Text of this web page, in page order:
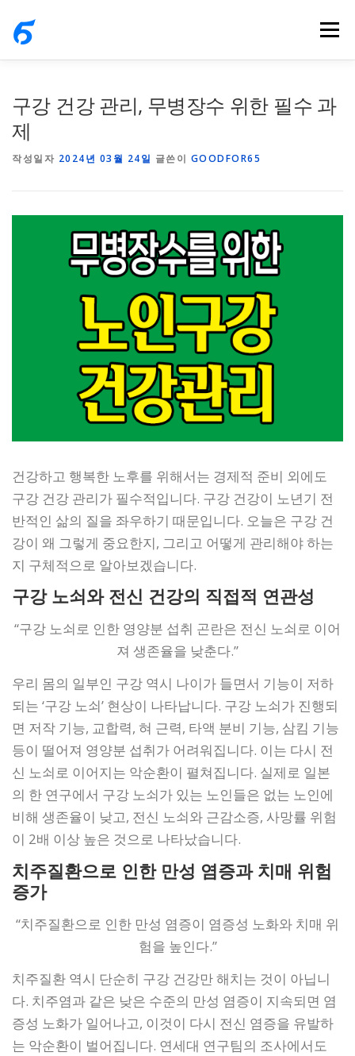
메뉴
구강 건강 관리, 무병장수 위한 필수 과
제
작성일자 2024년 03월 24일 글쓴이 GOODFOR65
건강하고 행복한 노후를 위해서는 경제적 준비 외에도
구강 건강 관리가 필수적입니다. 구강 건강이 노년기 전
반적인 삶의 질을 좌우하기 때문입니다. 오늘은 구강 건
강이 왜 그렇게 중요한지, 그리고 어떻게 관리해야 하는
지 구체적으로 알아보겠습니다.
구강 노쇠와 전신 건강의 직접적 연관성
“구강 노쇠로 인한 영양분 섭취 곤란은 전신 노쇠로 이어
져 생존율을 낮춘다.”
우리 몸의 일부인 구강 역시 나이가 들면서 기능이 저하
되는 ‘구강 노쇠’ 현상이 나타납니다. 구강 노쇠가 진행되
면 저작 기능, 교합력, 혀 근력, 타액 분비 기능, 삼킴 기능
등이 떨어져 영양분 섭취가 어려워집니다. 이는 다시 전
신 노쇠로 이어지는 악순환이 펼쳐집니다. 실제로 일본
의 한 연구에서 구강 노쇠가 있는 노인들은 없는 노인에
비해 생존율이 낮고, 전신 노쇠와 근감소증, 사망률 위험
이 2배 이상 높은 것으로 나타났습니다.
치주질환으로 인한 만성 염증과 치매 위험
증가
“치주질환으로 인한 만성 염증이 염증성 노화와 치매 위
험을 높인다.”
치주질환 역시 단순히 구강 건강만 해치는 것이 아닙니
다. 치주염과 같은 낮은 수준의 만성 염증이 지속되면 염
증성 노화가 일어나고, 이것이 다시 전신 염증을 유발하
는 악순환이 벌어집니다. 연세대 연구팀의 조사에서도